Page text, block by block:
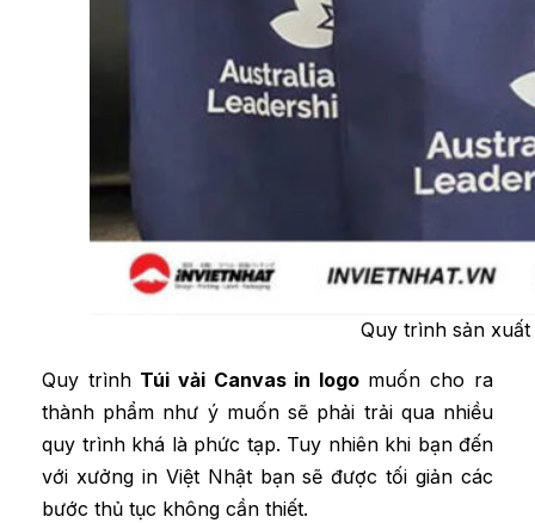
Quy trình sản
Quy trìnhTúi vải Canvas in logo muốn cho ra
thành phẩm như ý muốn sẽ phải trải qua nhiều
quy trình khá là phức tạp. Tuy nhiên khi bạn đến
với xưởng in Việt Nhật bạn sẽ được tối giản các
bước thủ tục không cần thiết.